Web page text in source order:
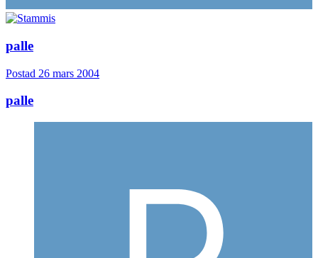
palle
Postad 26 mars 2004
palle